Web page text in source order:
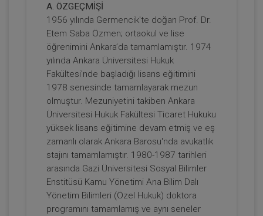
Son AYM Kararları Doğrultusunda
Kamulaştırma İşlemine İlişkin İptal
Taleplerinin, Asliye Hukuk
Mahkemesinde Görülen Kamulaştırma
Bedelinin Tespiti Davasına Etkileri Video
Eğitimi
ARMAĞANIMIZDIR
Sepete Ekle
Prof. Dr. Etem Saba ÖZMEN
A. ÖZGEÇMİŞİ
1956 yılında Germencik'te doğan Prof. Dr.
Etem Saba Özmen; ortaokul ve lise
öğrenimini Ankara’da tamamlamıştır. 1974
yılında Ankara Üniversitesi Hukuk
Fakültesi'nde başladığı lisans eğitimini
1978 senesinde tamamlayarak mezun
olmuştur. Mezuniyetini takiben Ankara
Üniversitesi Hukuk Fakültesi Ticaret Hukuku
yüksek lisans eğitimine devam etmiş ve eş
zamanlı olarak Ankara Barosu'nda avukatlık
stajını tamamlamıştır. 1980-1987 tarihleri
arasında Gazi Üniversitesi Sosyal Bilimler
Enstitüsü Kamu Yönetimi Ana Bilim Dalı
Yönetim Bilimleri (Özel Hukuk) doktora
programını tamamlamış ve aynı seneler